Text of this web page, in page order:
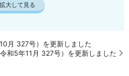
拡大して見る
月 327号）を更新しました
和5年11月 327号）を更新しました